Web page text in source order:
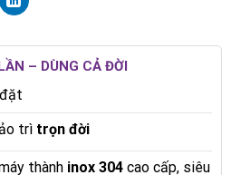
– DÙNG CẢ ĐỜI
trì trọn đời
thành inox 304cao cấp, siêu